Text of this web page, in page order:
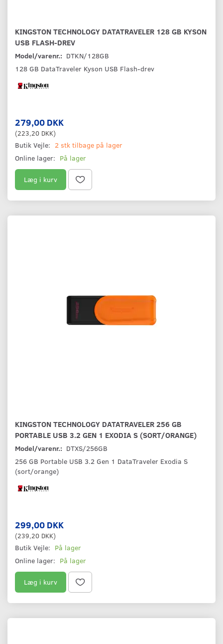
KINGSTON TECHNOLOGY DATATRAVELER 128 GB KYSON
USB FLASH-DREV
Model/varenr.: DTKN/128GB
128 GB DataTraveler Kyson USB Flash-drev
279,00 DKK
(223,20 DKK)
Butik Vejle: 2 stk tilbage på lager
Online lager: På lager
Læg i kurv
KINGSTON TECHNOLOGY DATATRAVELER 256 GB
PORTABLE USB 3.2 GEN 1 EXODIA S (SORT/ORANGE)
Model/varenr.: DTXS/256GB
256 GB Portable USB 3.2 Gen 1 DataTraveler Exodia S
(sort/orange)
299,00 DKK
(239,20 DKK)
Butik Vejle: På lager
Online lager: På lager
Læg i kurv